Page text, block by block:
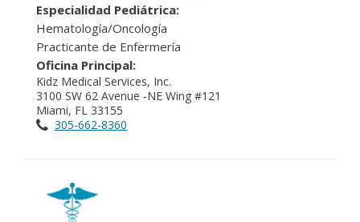
Especialidad Pediátrica:
Hematología/Oncología
Practicante de Enfermería
Oficina Principal:
Kidz Medical Services, Inc.
3100 SW 62 Avenue -NE Wing #121
Miami, FL 33155
305-662-8360